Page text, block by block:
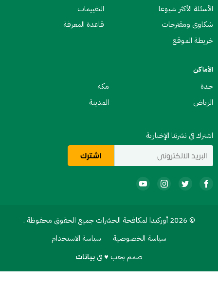
الأسئلة الأكثر شيوعا
شكاوى ومقترحات
خريطة الموقع
التقييمات
قاعدة المعرفة
الأماكن
جدة
مكه
الرياض
المدينة
اشترك في نشرتنا الإخبارية
© 2026 أوركيدا لمكافحة الحشرات جميع الحقوق محفوظة .
سياسة الخصوصية
سياسة الاستخدام
صمم بحب ♥ فىبيانات